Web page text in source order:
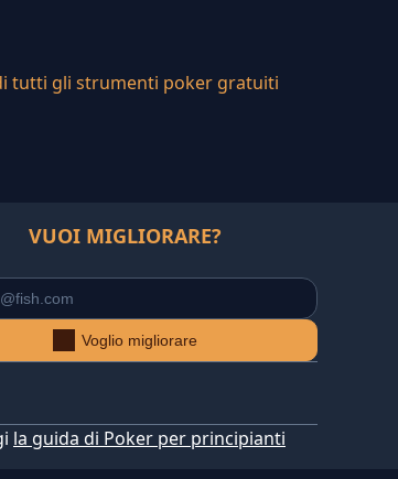
tutti gli strumenti poker gratuiti
VUOI MIGLIORARE?
Voglio migliorare
la guida di Poker per principianti